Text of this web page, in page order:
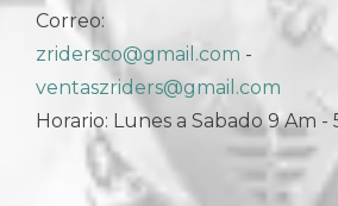
Correo:
zridersco@gmail.com -
ventaszriders@gmail.com
Horario: Lunes a Sabado 9 Am -